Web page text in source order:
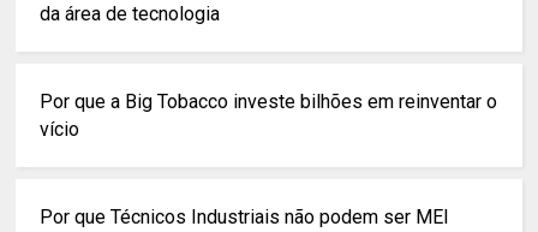
da área de tecnologia
Por que a Big Tobacco investe bilhões em reinventar o
vício
Por que Técnicos Industriais não podem ser MEI